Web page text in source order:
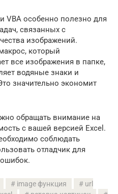
VBA особенно полезно для
связанных с
изображений.
который
все изображения в папке,
водяные знаки и
значительно экономит
обращать внимание на
с вашей версией Excel.
соблюдать
отладчик для
image функция
url